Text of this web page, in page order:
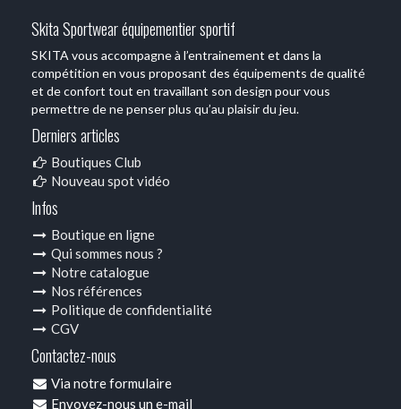
Skita Sportwear équipementier sportif
SKITA vous accompagne à l’entrainement et dans la
compétition en vous proposant des équipements de qualité
et de confort tout en travaillant son design pour vous
permettre de ne penser plus qu’au plaisir du jeu.
Derniers articles
Boutiques Club
Nouveau spot vidéo
Infos
Boutique en ligne
Qui sommes nous ?
Notre catalogue
Nos références
Politique de confidentialité
CGV
Contactez-nous
Via notre formulaire
Envoyez-nous un e-mail